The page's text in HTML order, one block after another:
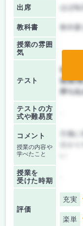
出席 ほぼ
教科書 教科
授業の雰囲
気
テスト
前期/
後期/
持ち込
テストの方
式や難易度
コメント
授業の内容や
学べたこと
労働
分か
授業を
受けた時期
評価
充実
楽単